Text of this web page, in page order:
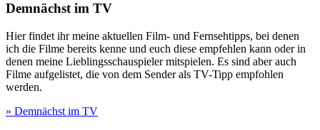
Demnächst im TV
Hier findet ihr meine aktuellen Film- und Fernsehtipps, bei denen
ich die Filme bereits kenne und euch diese empfehlen kann oder in
denen meine Lieblingsschauspieler mitspielen. Es sind aber auch
Filme aufgelistet, die von dem Sender als TV-Tipp empfohlen
werden.
» Demnächst im TV